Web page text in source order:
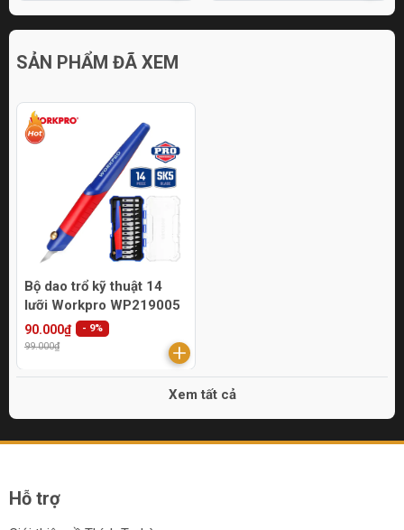
SẢN PHẨM ĐÃ XEM
Bộ dao trổ kỹ thuật 14
lưỡi Workpro WP219005
90.000₫
99.000₫
- 9%
Xem tất cả
Hỗ trợ